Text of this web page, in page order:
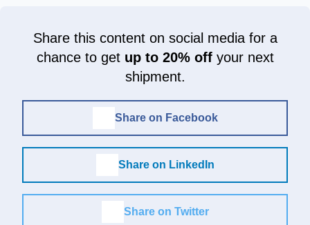
Share this content on social media for a
chance to get up to 20% offyour next
shipment.
Share on Facebook
Share on LinkedIn
Share on Twitter